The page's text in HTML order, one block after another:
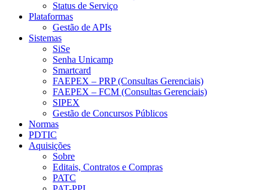
Status de Serviço
Plataformas
Gestão de APIs
Sistemas
SiSe
Senha Unicamp
Smartcard
FAEPEX – PRP (Consultas Gerenciais)
FAEPEX – FCM (Consultas Gerenciais)
SIPEX
Gestão de Concursos Públicos
Normas
PDTIC
Aquisições
Sobre
Editais, Contratos e Compras
PATC